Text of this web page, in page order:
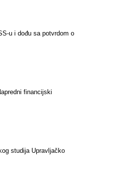
u i dođu sa potvrdom o
financijski
studija Upravljačko